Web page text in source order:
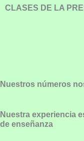
CLASES DE LA
Nuestros números
Nuestra experiencia
de enseñanza